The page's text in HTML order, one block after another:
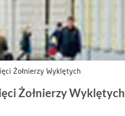
Żołnierzy Wyklętych
Żołnierzy Wyklętych